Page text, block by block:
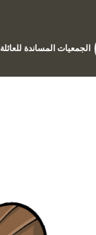
الجمعيات المساندة للعائلة